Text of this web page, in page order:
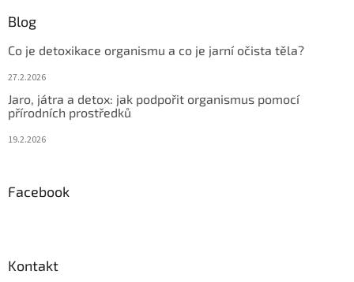
Blog
Co je detoxikace organismu a co je jarní očista těla?
27.2.2026
Jaro, játra a detox: jak podpořit organismus pomocí
přírodních prostředků
19.2.2026
Facebook
Kontakt